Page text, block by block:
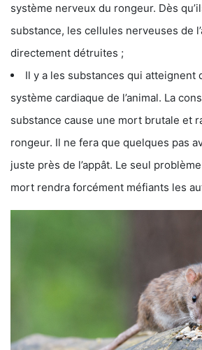
système nerveux du rongeur. Dès
substance, les cellules nerveuses de
directement détruites ;
Il y a les substances qui atteignent
système cardiaque de l’animal. La
substance cause une mort brutale et
rongeur. Il ne fera que quelques pas
juste près de l’appât. Le seul
mort rendra forcément méfiants les